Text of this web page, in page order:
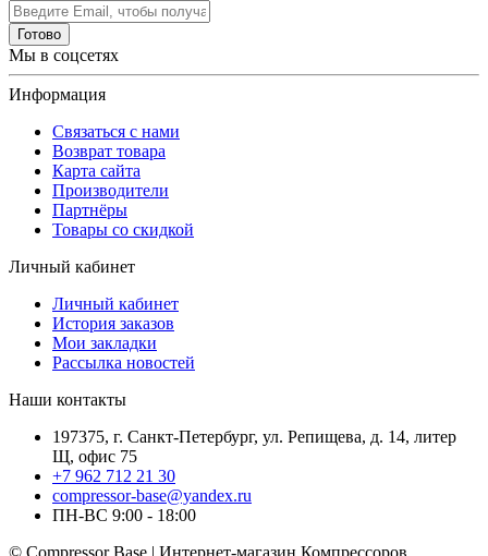
Готово
Мы в соцсетях
Информация
Связаться с нами
Возврат товара
Карта сайта
Производители
Партнёры
Товары со скидкой
Личный кабинет
Личный кабинет
История заказов
Мои закладки
Рассылка новостей
Наши контакты
197375, г. Санкт-Петербург, ул. Репищева, д. 14, литер
Щ, офис 75
+7 962 712 21 30
compressor-base@yandex.ru
ПН-ВС 9:00 - 18:00
© Compressor Base | Интернет-магазин Компрессоров